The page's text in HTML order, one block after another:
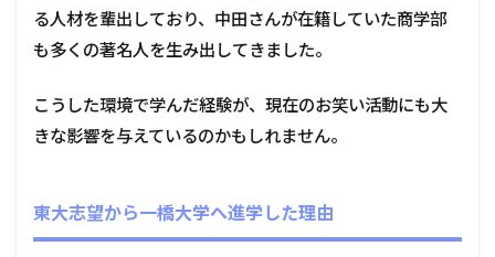
る人材を輩出しており、中田さんが在籍していた商学部
も多くの著名人を生み出してきました。
こうした環境で学んだ経験が、現在のお笑い活動にも大
きな影響を与えているのかもしれません。
東大志望から一橋大学へ進学した理由